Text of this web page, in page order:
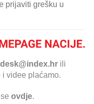
prijaviti grešku u
desk@index.hr ili
i videe plaćamo.
ovdje.